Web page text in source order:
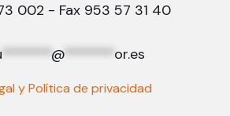
002 - Fax 953 57 31 40
*******@*******or.es
y Política de privacidad